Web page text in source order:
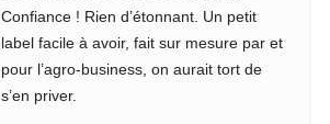
Confiance ! Rien d’étonnant. Un petit
label facile à avoir, fait sur mesure par et
pour l’agro-business, on aurait tort de
s’en priver.